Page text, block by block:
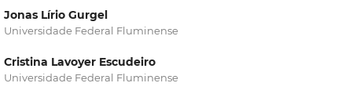
Jonas Lírio Gurgel
Universidade Federal Fluminense
Cristina Lavoyer Escudeiro
Universidade Federal Fluminense